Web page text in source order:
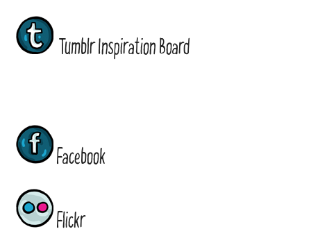
Tumblr Inspiration Board
Facebook
Flickr